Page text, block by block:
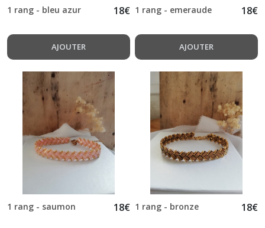
1 rang - bleu azur 18€
AJOUTER
1 rang - emeraude 18€
AJOUTER
1 rang - saumon 18€ 1 rang - bronze 18€